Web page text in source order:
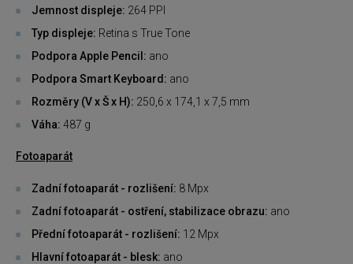
Jemnost displeje: 264 PPI
Typ displeje: Retina s True Tone
Podpora Apple Pencil: ano
Podpora Smart Keyboard: ano
Rozměry (V x Š x H): 250,6 x 174,1 x 7,5 mm
Váha: 487 g
Fotoaparát
Zadní fotoaparát - rozlišení: 8 Mpx
Zadní fotoaparát - ostření, stabilizace obrazu: ano
Přední fotoaparát - rozlišení: 12 Mpx
Hlavní fotoaparát - blesk: ano